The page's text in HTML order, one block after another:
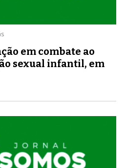
em combate ao
sexual infantil, em